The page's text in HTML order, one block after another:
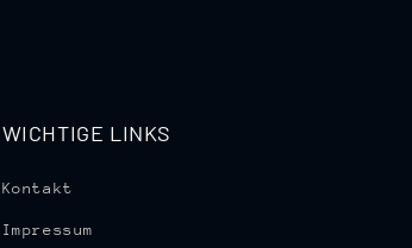
WICHTIGE LINKS
Kontakt
Impressum